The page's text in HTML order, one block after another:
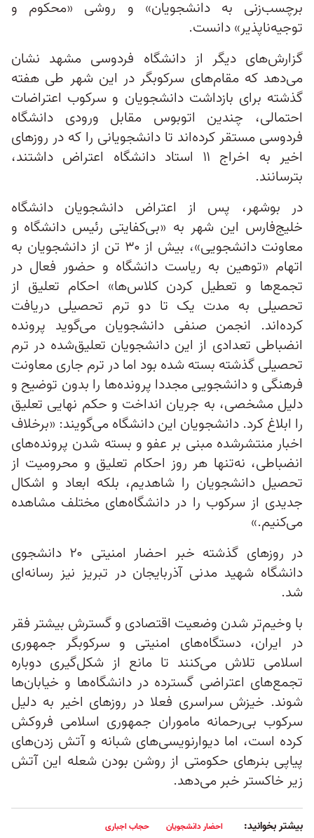
برچسب‌زنی به دانشجویان» و روشی «محکوم و
توجیه‌ناپذیر» دانست.
گزارش‌های دیگر از دانشگاه فردوسی مشهد نشان
می‌دهد که مقام‌های سرکوبگر در این شهر طی هفته
گذشته برای بازداشت دانشجویان و سرکوب اعتراضات
احتمالی، چندین اتوبوس مقابل ورودی دانشگاه
فردوسی مستقر کرده‌اند تا دانشجویانی را که در روزهای
اخیر به اخراج ۱۱ استاد دانشگاه اعتراض داشتند،
بترسانند.
در بوشهر، پس از اعتراض دانشجویان دانشگاه
خلیج‌فارس این شهر به «بی‌کفایتی رئیس دانشگاه و
معاونت دانشجویی»، بیش از ۳۰ تن از دانشجویان به
اتهام «توهین به ریاست دانشگاه و حضور فعال در
تجمع‌ها و تعطیل کردن کلاس‌ها» احکام تعلیق از
تحصیلی به مدت یک تا دو ترم تحصیلی دریافت
کرده‌اند. انجمن صنفی دانشجویان می‌گوید پرونده
انضباطی تعدادی از این دانشجویان تعلیق‌شده‌ در ترم
تحصیلی گذشته بسته شده بود اما در ترم جاری معاونت
فرهنگی و دانشجویی مجددا پرونده‌ها را بدون توضیح و
دلیل مشخصی، به جریان انداخت و حکم نهایی تعلیق
را ابلاغ کرد. دانشجویان این دانشگاه می‌گویند: «برخلاف
اخبار منتشرشده مبنی بر عفو و بسته شدن پرونده‌های
انضباطی، نه‌تنها هر روز احکام تعلیق و محرومیت از
تحصیل دانشجویان را شاهدیم، بلکه ابعاد و اشکال
جدیدی از سرکوب را در دانشگاه‌های مختلف مشاهده
می‌کنیم.»
در روزهای گذشته خبر احضار امنیتی ۲۰ دانشجوی
دانشگاه شهید مدنی آذربایجان در تبریز نیز رسانه‌ای
شد.
با وخیم‌تر شدن وضعیت اقتصادی و گسترش بیشتر فقر
در ایران، دستگاه‌های امنیتی و سرکوبگر جمهوری
اسلامی تلاش می‌کنند تا مانع از شکل‌گیری دوباره
تجمع‌های اعتراضی گسترده در دانشگاه‌ها و خیابان‌ها
شوند. خیزش سراسری فعلا در روزهای اخیر به دلیل
سرکوب بی‌رحمانه ماموران جمهوری اسلامی فروکش
کرده است، اما دیوارنویسی‌های شبانه و آتش زدن‌های
پیاپی بنرهای حکومتی از روشن بودن شعله این آتش
زیر خاکستر خبر می‌دهد.
بیشتر بخوانید: احضار دانشجویان
حجاب اجباری